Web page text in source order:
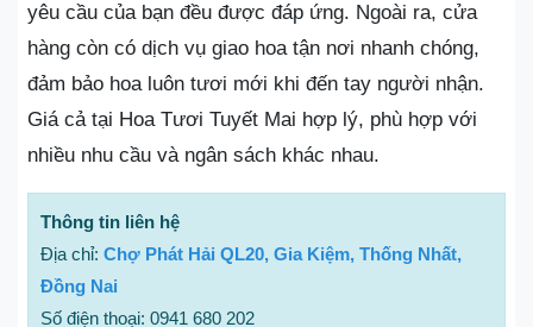
yêu cầu của bạn đều được đáp ứng. Ngoài ra, cửa
hàng còn có dịch vụ giao hoa tận nơi nhanh chóng,
đảm bảo hoa luôn tươi mới khi đến tay người nhận.
Giá cả tại Hoa Tươi Tuyết Mai hợp lý, phù hợp với
nhiều nhu cầu và ngân sách khác nhau.
Thông tin liên hệ
Địa chỉ: Chợ Phát Hải QL20, Gia Kiệm, Thống Nhất,
Đồng Nai
Số điện thoại: 0941 680 202